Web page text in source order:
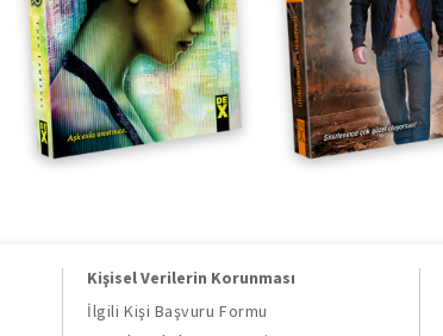
Kişisel Verilerin Korunması
İlgili Kişi Başvuru Formu